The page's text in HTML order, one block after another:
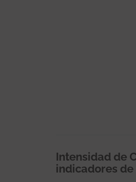
Intensidad de
indicadores